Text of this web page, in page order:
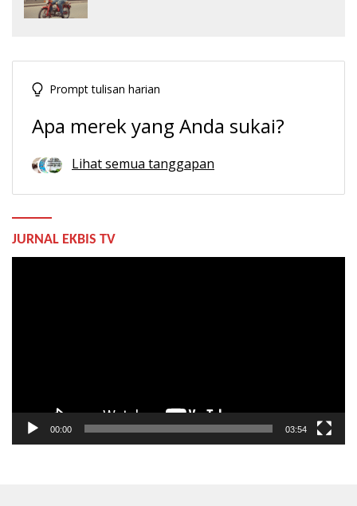
Prompt tulisan harian
Apa merek yang Anda sukai?
Lihat semua tanggapan
JURNAL EKBIS TV
00:00 03:54